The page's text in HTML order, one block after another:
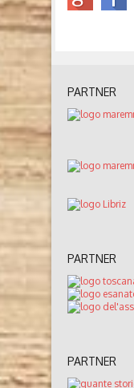
PARTNER
PARTNER
PARTNER